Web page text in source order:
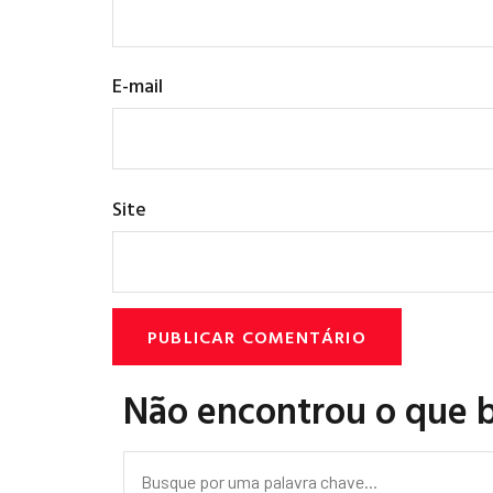
E-mail
Site
Não encontrou o que